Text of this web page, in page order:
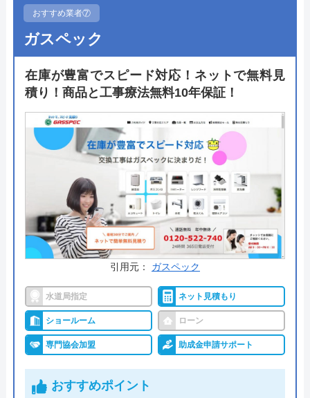
そんなSAMでは、お客様との打合わせをじっくり行
うのが特長です。きちんとお客様の予算や要望をヒ
アリングしたうえで、無理のない最適なプランを提
案。そして分かりやすい説明を行い、納得のうえで
契約となります。
さらに補助金や介護保険といった、申請のサポート
にも積極的です。できるだけ施主の自己負担額が抑
えられるよう、二人三脚で動いてくれます。
公式サイトで
料金詳細を見る
今すぐ電話で相談する
072-320-8081
SAM の基本情報
代表者 湯本理
おすすめ業者⑦
ガスペック
在庫が豊富でスピード対応！ネットで無料見
積り！商品と工事療法無料10年保証！
引用元： ガスペック
水道局指定 ネット見積もり
ショールーム ローン
専門協会加盟 助成金申請サポート
おすすめポイント